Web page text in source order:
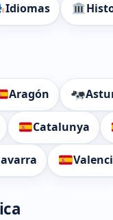
Idiomas
Aragón
Catalunya